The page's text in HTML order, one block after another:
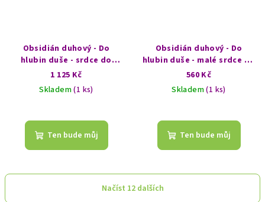
Obsidián duhový - Do
hlubin duše - srdce do
dlaně
1 125 Kč
Skladem(1 ks)
Ten bude můj
Obsidián duhový - Do
hlubin duše - malé srdce do
dlaně
560 Kč
Skladem(1 ks)
Ten bude můj
Načíst 12 dalších